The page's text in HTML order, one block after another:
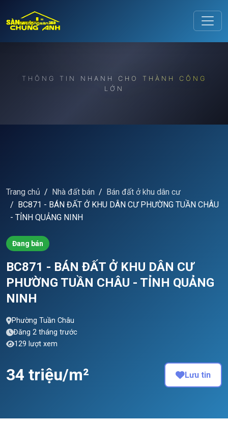
THÔNG TIN NHANH CHO THÀNH CÔNG
LỚN
Trang chủ Nhà đất bán
Bán đất ở khu dân cư
BC871 - BÁN ĐẤT Ở KHU DÂN CƯ PHƯỜNG TUẦN CHÂU
- TỈNH QUẢNG NINH
Đang bán
BC871 - BÁN ĐẤT Ở KHU DÂN CƯ
PHƯỜNG TUẦN CHÂU - TỈNH QUẢNG
NINH
Phường Tuần Châu
Đăng 2 tháng trước
129 lượt xem
34 triệu/m² Lưu tin